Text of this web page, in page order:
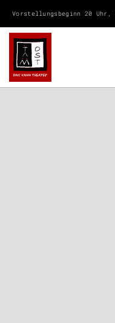
Vorstellungsbeginn 20 Uhr,